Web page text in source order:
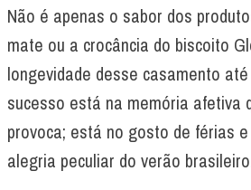
Não é apenas o sabor dos
mate ou a crocância do biscoito
longevidade desse casamento
sucesso está na memória afetiva
provoca; está no gosto de férias
alegria peculiar do verão